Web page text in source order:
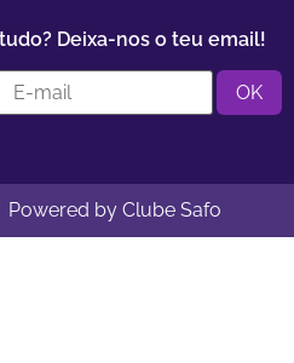
Deixa-nos o teu email!
by Clube Safo